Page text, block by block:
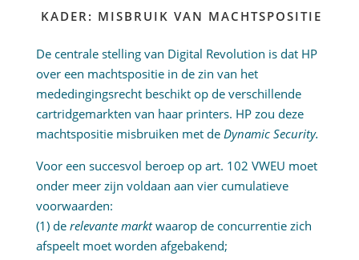
KADER: MISBRUIK VAN MACHTSPOSITIE
De centrale stelling van Digital Revolution is dat HP
over een machtspositie in de zin van het
mededingingsrecht beschikt op de verschillende
cartridgemarkten van haar printers. HP zou deze
machtspositie misbruiken met de Dynamic Security.
Voor een succesvol beroep op art. 102 VWEU moet
onder meer zijn voldaan aan vier cumulatieve
voorwaarden:
(1) de relevante marktwaarop de concurrentie zich
afspeelt moet worden afgebakend;